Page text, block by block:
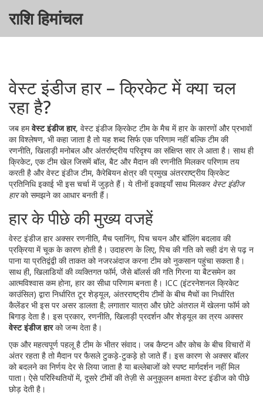
राशि हिमांचल
वेस्ट इंडीज हार – क्रिकेट में क्या चल
रहा है?
जब हमवेस्ट इंडीज हार, वेस्ट इंडीज क्रिकेट टीम के मैच में हार के कारणों और प्रभावों
का विश्लेषण, भी कहा जाता है तो यह शब्द सिर्फ एक परिणाम नहीं बल्कि टीम की
रणनीति, खिलाड़ी मनोबल और अंतर्राष्ट्रीय परिदृश्य का संक्षिप्त सार ले आता है। साथ ही
क्रिकेट, एक टीम खेल जिसमें बॉल, बैट और मैदान की रणनीति मिलकर परिणाम तय
करती है औरवेस्ट इंडीज टीम, कैरेबियन क्षेत्र की प्रमुख अंतरराष्ट्रीय क्रिकेट
प्रतिनिधि इकाई भी इस चर्चा में जुड़ते हैं। ये तीनों इकाइयाँ साथ मिलकर वेस्ट इंडीज
हारको समझने का आधार बनती हैं।
हार के पीछे की मुख्य वजहें
वेस्ट इंडीज हार अक्सररणनीति, मैच प्लानिंग, पिच चयन और बॉलिंग बदलाव की
प्रक्रियामें चूक के कारण होती है। उदाहरण के लिए, पिच की गति को सही ढंग से पढ़ न
पाना या प्रतिद्वंद्वी की ताकत को नजरअंदाज करना टीम को नुकसान पहुंचा सकता है।
साथ ही, खिलाडियों की व्यक्तिगत फॉर्म, जैसे बॉलर्स की गति गिरना या बैटसमेन का
आत्मविश्वास कम होना, हार का सीधा परिणाम बनता है। ICC (इंटरनेशनल क्रिकेट
काउंसिल) द्वारा निर्धारित टूर शेड्यूल, अंतरराष्ट्रीय टीमों के बीच मैचों का निर्धारित
कैलेंडरभी इस पर असर डालता है; लगातार यात्रा और छोटे अंतराल में खेलना फॉर्म को
बिगाड़ देता है। इस प्रकार, रणनीति, खिलाड़ी प्रदर्शन और शेड्यूल का त्रय अक्सर
वेस्ट इंडीज हारको जन्म देता है।
एक और महत्वपूर्ण पहलू है टीम के भीतर संवाद। जब कैप्टन और कोच के बीच विचारों में
अंतर रहता है तो मैदान पर फैसले टुकड़े-टुकड़े हो जाते हैं। इस कारण से अक्सर बॉलर
को बदलने का निर्णय देर से लिया जाता है या बल्लेबाजों को स्पष्ट मार्गदर्शन नहीं मिल
पाता। ऐसे परिस्थितियों में, दूसरे टीमों की तेज़ी से अनुकूलन क्षमता वेस्ट इंडीज को पीछे
छोड़ देती है।